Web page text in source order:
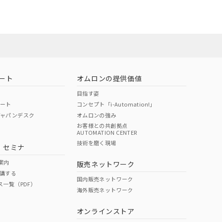
O O
ト
ト
パンデスク
セミナ
内
する
覧（PDF）
オムロンの提供価値
目指す姿
コンセプト「i-Automation!」
オムロンの強み
お客様との共創拠点
AUTOMATION CENTER
技術を磨く現場
販売ネットワーク
国内販売ネットワーク
海外販売ネットワーク
オンラインストア